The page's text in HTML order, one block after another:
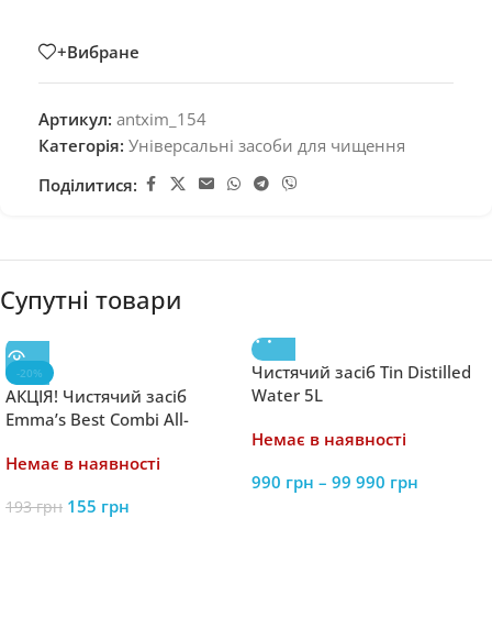
+Вибране
Артикул: antxim_154
Категорія: Універсальні засоби для чищення
Поділитися:
Супутні товари
-20%
АКЦІЯ! Чистячий засіб
Emma’s Best Combi All-
Немає в наявності
193грн 155 грн
Чистячий засіб Tin Distilled
Water 5L
Немає в наявності
990 грн – 99 990 грн